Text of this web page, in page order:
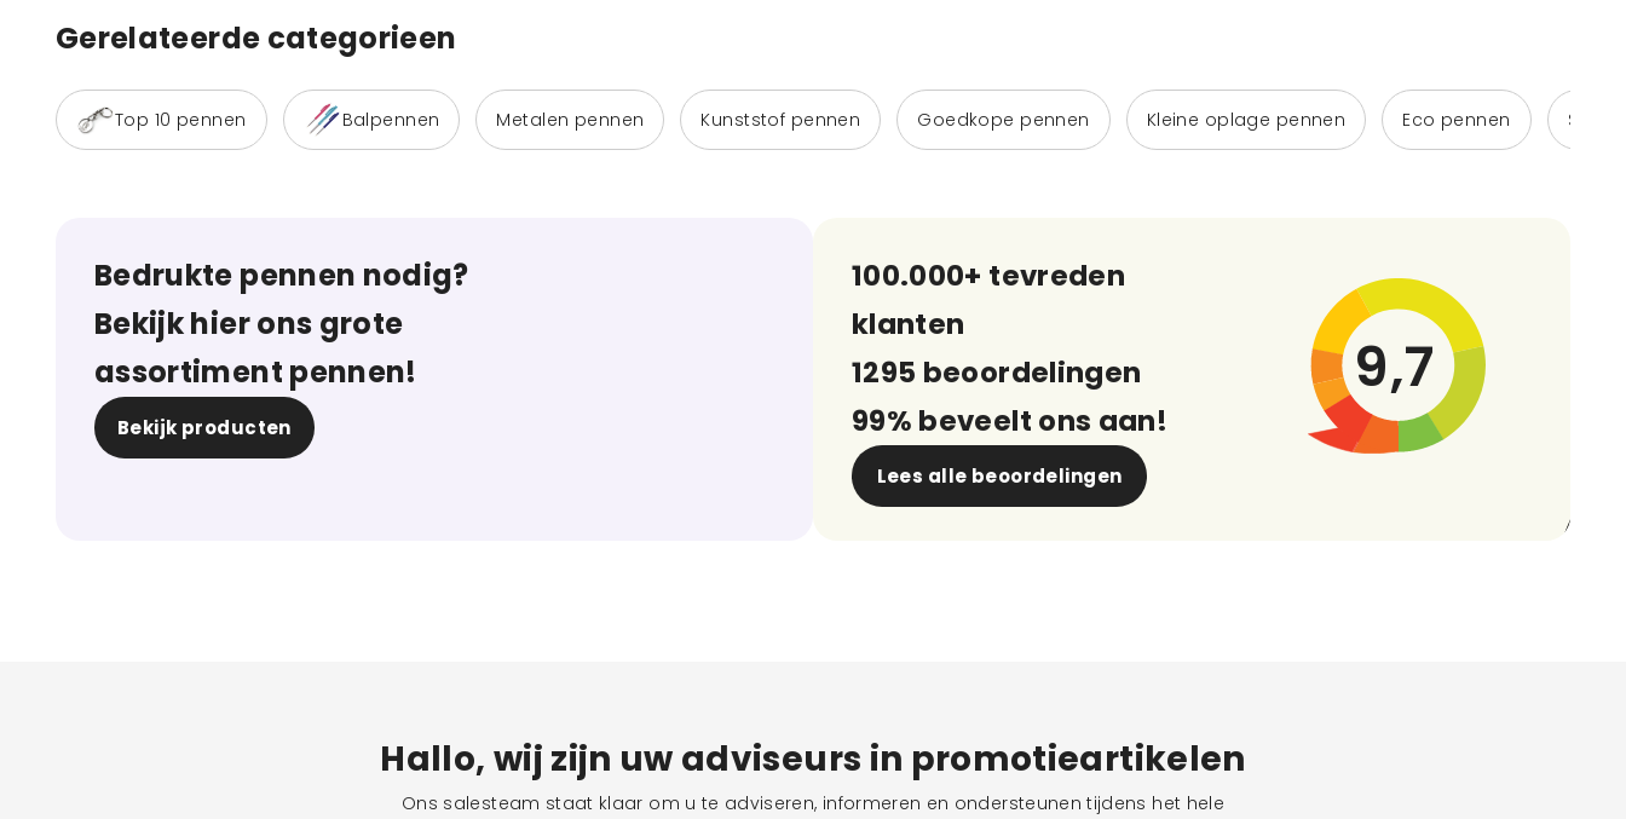
Gerelateerde categorieen
Top 10 pennen Balpennen Metalen pennen Kunststof pennen Goedkope pennen Kleine oplage pennen Eco pennen Snel
Bedrukte pennen nodig?
Bekijk hier ons grote
assortiment pennen!
Bekijk producten
100.000+ tevreden
klanten
1295 beoordelingen
99% beveelt ons aan!
Lees alle beoordelingen
9,7
Hallo, wij zijn uw adviseurs in promotieartikelen
Ons salesteam staat klaar om u te adviseren, informeren en ondersteunen tijdens het hele